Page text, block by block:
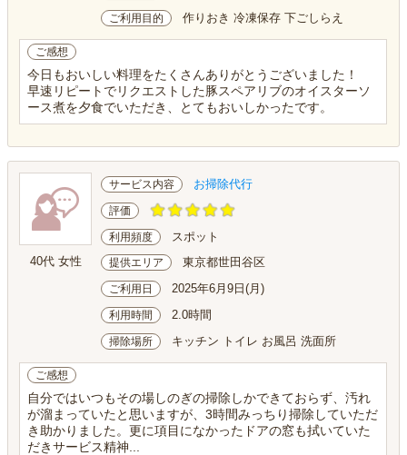
ご利用目的 作りおき 冷凍保存 下ごしらえ
ご感想
今日もおいしい料理をたくさんありがとうございました！
早速リピートでリクエストした豚スペアリブのオイスターソ
ース煮を夕食でいただき、とてもおいしかったです。
40代 女性
サービス内容 お掃除代行
評価
利用頻度 スポット
提供エリア 東京都世田谷区
ご利用日 2025年6月9日(月)
利用時間 2.0時間
掃除場所 キッチン トイレ お風呂 洗面所
ご感想
自分ではいつもその場しのぎの掃除しかできておらず、汚れ
が溜まっていたと思いますが、3時間みっちり掃除していただ
き助かりました。更に項目になかったドアの窓も拭いていた
だきサービス精神...